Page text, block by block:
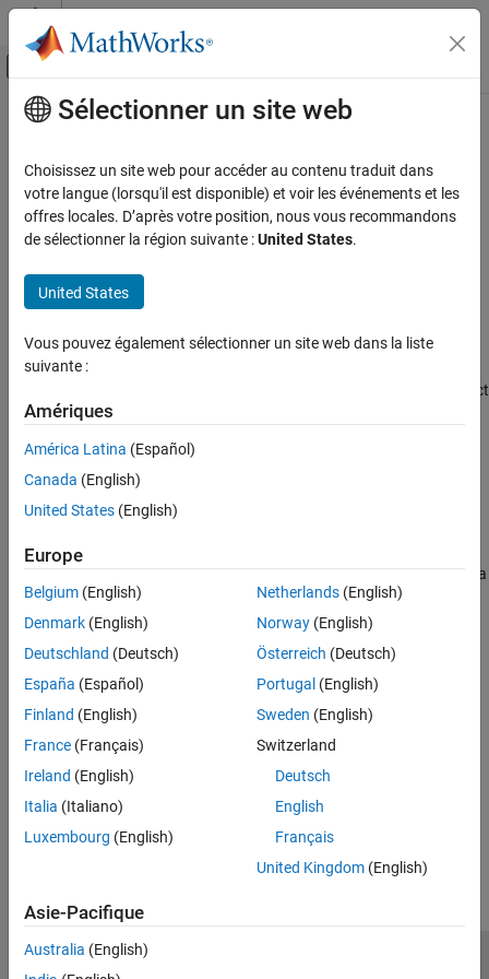
Passer au contenu
Activer/désactiver l'affichage du menu
Accueil de la documentation
Développement FPGA, ASIC et SoC
Fixed-Point Designer
Fixed-Point Specification
Fixed-Point Specification in MATLAB
Cast and Quantize Data
Fixed-Point Designer
Data Types Exploration
Fixed-Point Specification
Fixed-Point Specification in MATLAB
Fixed-Point Math Functions
ON THIS PAGE
Syntax
Description
Contenu principal
nunderflows
Number of underflows
Syntax
y = nunderflows(a)
y = nunderflows(q)
Description
object
asince logging was turned on or since the last time the log was
Turn on logging by setting the
Reset logging for afi
y = nunderflows(q)
underflows resulting from quantization operations performed by a
quantizerobject
Version History
Introduced before R2006a
See Also
maxlog|minlog resetlog
Sélectionner un site web
Choisissez un site web pour accéder au contenu traduit dans
votre langue (lorsqu'il est disponible) et voir les événements et les
offres locales. D’après votre position, nous vous recommandons
de sélectionner la région suivante :United States.
United States
Vous pouvez également sélectionner un site web dans la liste
suivante :
Amériques
América Latina (Español)
Canada (English)
United States (English)
Europe
Belgium (English)
Denmark (English)
Deutschland (Deutsch)
España (Español)
Finland (English)
France (Français)
Ireland (English)
Italia (Italiano)
Luxembourg (English)
Netherlands(English)
Norway(English)
Österreich (Deutsch)
Portugal (English)
Sweden (English)
Switzerland
Deutsch
English
Français
United Kingdom(English)
Asie-Pacifique
Australia (English)
Trust Center